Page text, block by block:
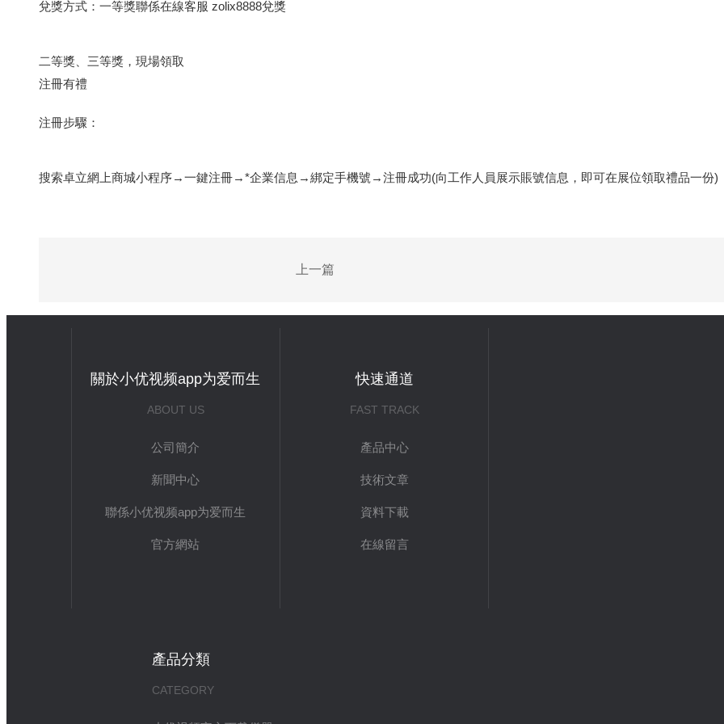
兌獎方式：一等獎聯係在線客服 zolix8888兌獎
二等獎、三等獎，現場領取
注冊有禮
注冊步驟：
搜索卓立網上商城小程序→一鍵注冊→*企業信息→綁定手機號→注冊成功(向工作人員展示賬號信息，即可在展位領取禮品一份)
上一篇
關於小优视频app为爱而生
ABOUT US
公司簡介
新聞中心
聯係小优视频app为爱而生
官方網站
快速通道
FAST TRACK
產品中心
技術文章
資料下載
在線留言
產品分類
CATEGORY